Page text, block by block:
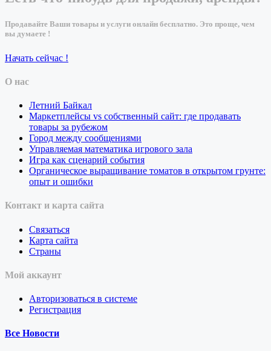
Продавайте Ваши товары и услуги онлайн бесплатно. Это проще, чем
вы думаете !
Начать сейчас !
О нас
Летний Байкал
Маркетплейсы vs собственный сайт: где продавать
товары за рубежом
Город между сообщениями
Управляемая математика игрового зала
Игра как сценарий события
Органическое выращивание томатов в открытом грунте:
опыт и ошибки
Контакт и карта сайта
Связаться
Карта сайта
Страны
Мой аккаунт
Авторизоваться в системе
Регистрация
Все Новости